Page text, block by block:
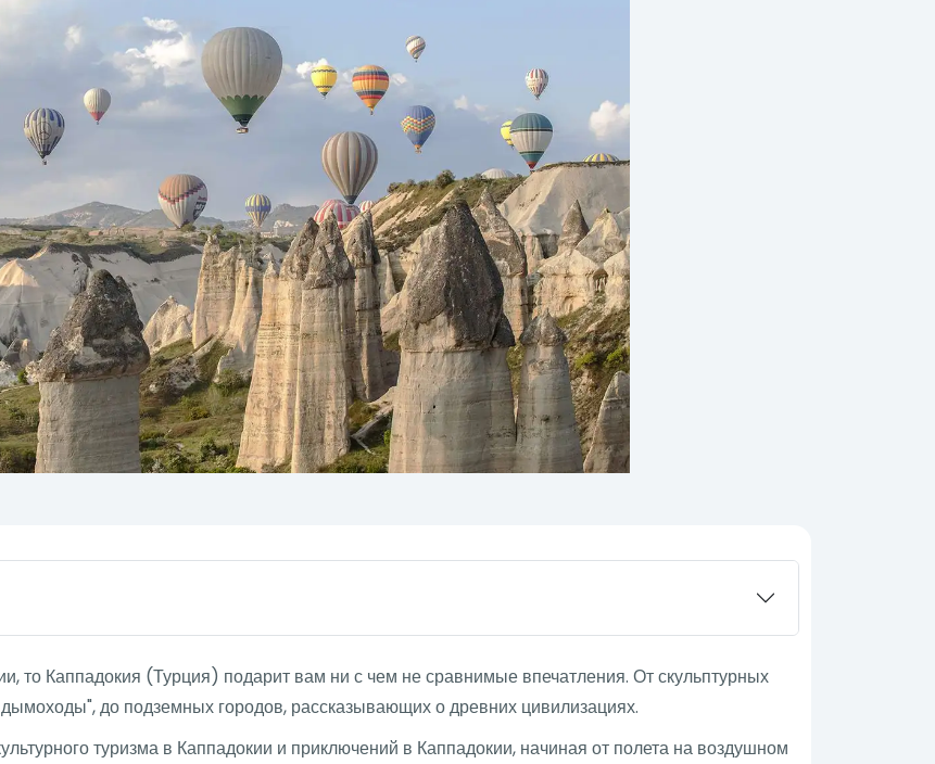
то Каппадокия (Турция) подарит вам ни с чем не сравнимые впечатления. От скульптурных
до подземных городов, рассказывающих о древних цивилизациях.
туризма в Каппадокии и приключений в Каппадокии, начиная от полета на воздушном